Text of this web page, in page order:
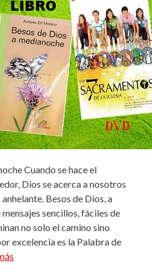
Cuando se hace el
Dios se acerca a nosotros
Besos de Dios, a
sencillos, fáciles de
no solo el camino sino
excelencia es la Palabra de